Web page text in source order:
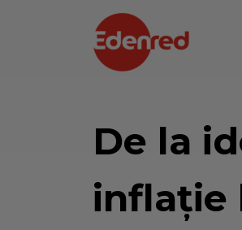
De la
inflație